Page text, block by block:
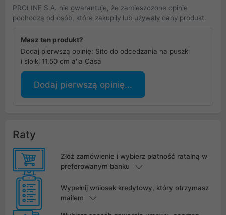
PROLINE S.A. nie gwarantuje, że zamieszczone opinie
pochodzą od osób, które zakupiły lub używały dany produkt.
Masz ten produkt?
Dodaj pierwszą opinię: Sito do odcedzania na puszki
i słoiki 11,50 cm a'la Casa
Dodaj pierwszą opinię...
Raty
Złóż zamówienie i wybierz płatność ratalną w
preferowanym banku
Wypełnij wniosek kredytowy, który otrzymasz
mailem